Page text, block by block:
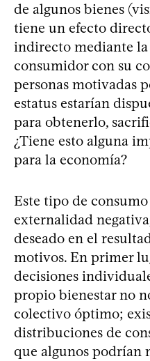
de algunos bienes
tiene un efecto
indirecto mediante
consumidor con su
personas motivadas
estatus estarían
para obtenerlo,
¿Tiene esto alguna
para la economía?
Este tipo de
externalidad
deseado en el
motivos. En primer
decisiones
propio bienestar no
colectivo óptimo;
distribuciones de
que algunos podrían